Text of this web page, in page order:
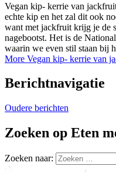
Vegan kip- kerrie van
echte kip en het zal dit ook
want met jackfruit krijg je de
nagebootst. Het is de
waarin we even stil staan bij
More Vegan kip- kerrie van
Berichtnavigatie
Oudere berichten
Zoeken op Eten
Zoeken naar: